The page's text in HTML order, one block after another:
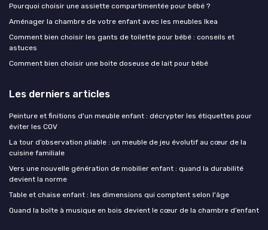
Pourquoi choisir une assiette compartimentée pour bébé ?
Aménager la chambre de votre enfant avec les meubles Ikea
Comment bien choisir les gants de toilette pour bébé : conseils et
astuces
Comment bien choisir une boite doseuse de lait pour bébé
Les derniers articles
Peinture et finitions d'un meuble enfant : décrypter les étiquettes pour
éviter les COV
La tour d’observation pliable : un meuble de jeu évolutif au cœur de la
cuisine familiale
Vers une nouvelle génération de mobilier enfant : quand la durabilité
devient la norme
Table et chaise enfant : les dimensions qui comptent selon l'âge
Quand la boîte à musique en bois devient le cœur de la chambre d’enfant